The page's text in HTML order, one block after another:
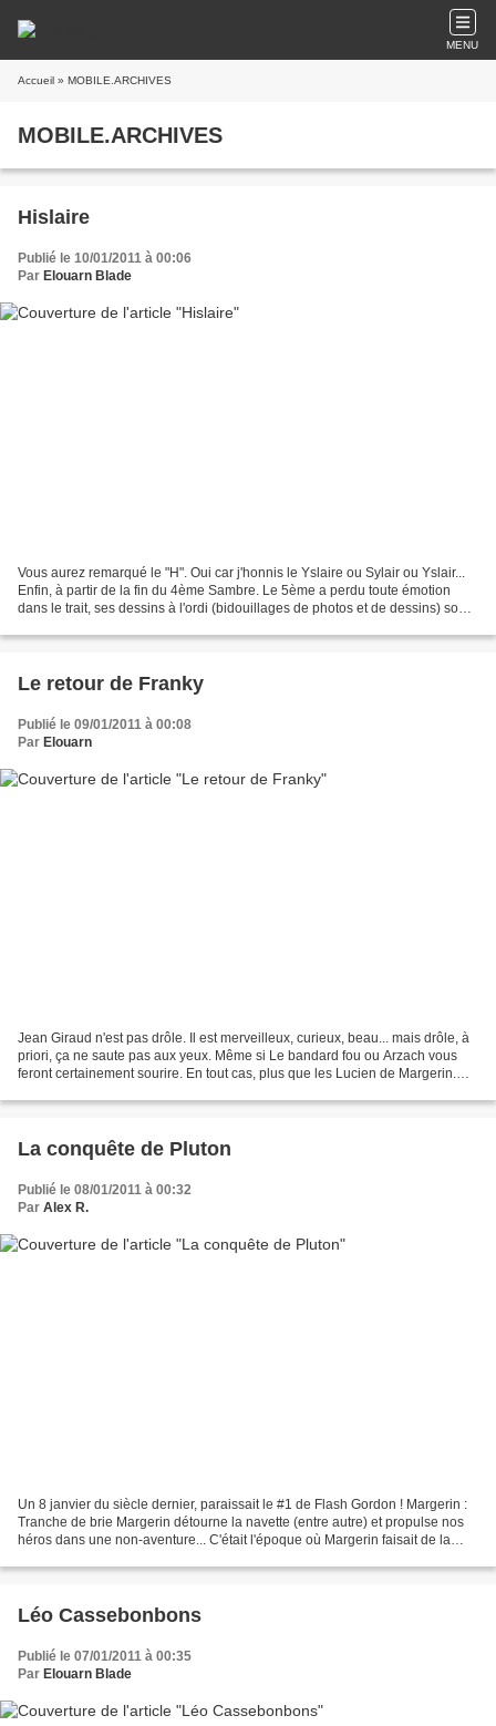
MENU
Accueil » MOBILE.ARCHIVES
MOBILE.ARCHIVES
Hislaire
Publié le 10/01/2011 à 00:06
Par Elouarn Blade
Vous aurez remarqué le "H". Oui car j'honnis le Yslaire ou Sylair ou Yslair...
Enfin, à partir de la fin du 4ème Sambre. Le 5ème a perdu toute émotion
dans le trait, ses dessins à l'ordi (bidouillages de photos et de dessins) sont
Le retour de Franky
Publié le 09/01/2011 à 00:08
Par Elouarn
Jean Giraud n'est pas drôle. Il est merveilleux, curieux, beau... mais drôle, à
priori, ça ne saute pas aux yeux. Même si Le bandard fou ou Arzach vous
feront certainement sourire. En tout cas, plus que les Lucien de Margerin.
La conquête de Pluton
Publié le 08/01/2011 à 00:32
Par Alex R.
Un 8 janvier du siècle dernier, paraissait le #1 de Flash Gordon ! Margerin :
Tranche de brie Margerin détourne la navette (entre autre) et propulse nos
héros dans une non-aventure... C'était l'époque où Margerin faisait de la
Léo Cassebonbons
Publié le 07/01/2011 à 00:35
Par Elouarn Blade